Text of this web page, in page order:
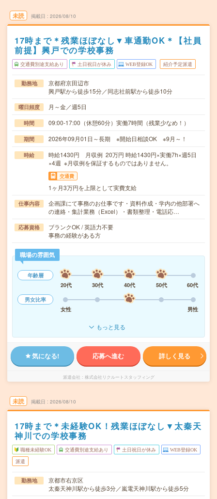
未読 掲載日 2026/08/10
17時まで＊残業ほぼなし▼車通勤OK＊【社員
前提】興戸での学校事務
交通費別途支給あり 土日祝日が休み WEB登録OK 紹介予定派遣
勤務地
京都府京田辺市
興戸駅から徒歩15分／同志社前駅から徒歩10分
曜日頻度 月～金／週5日
時間 09:00-17:00（休憩60分）実働7時間（残業少なめ！）
期間 2026年09月01日～長期 ※開始日相談OK ※9月～！
時給
時給1430円 月収例 20万円 時給1430円×実働7h×週5日
×4週 ※月収例を保証するものではありません。
交通費
1ヶ月3万円を上限として実費支給
仕事内容
企画課にて事務のお仕事です・資料作成・学内の他部署へ
の連絡・集計業務（Excel）・書類整理・電話応…
応募資格
ブランクOK / 英語力不要
事務の経験がある方
職場の雰囲気
年齢層
20代
30代 40代 50代
60代
男女比率
女性
男性
もっと見る
気になる! 応募へ進む 詳しく見る
派遣会社 株式会社リクルートスタッフィング
未読 掲載日 2026/08/10
17時まで＊未経験OK！残業ほぼなし▼太秦天
神川での学校事務
職種未経験OK 交通費別途支給あり 土日祝日が休み WEB登録OK
派遣
勤務地
京都市右京区
太秦天神川駅から徒歩3分／嵐電天神川駅から徒歩5分